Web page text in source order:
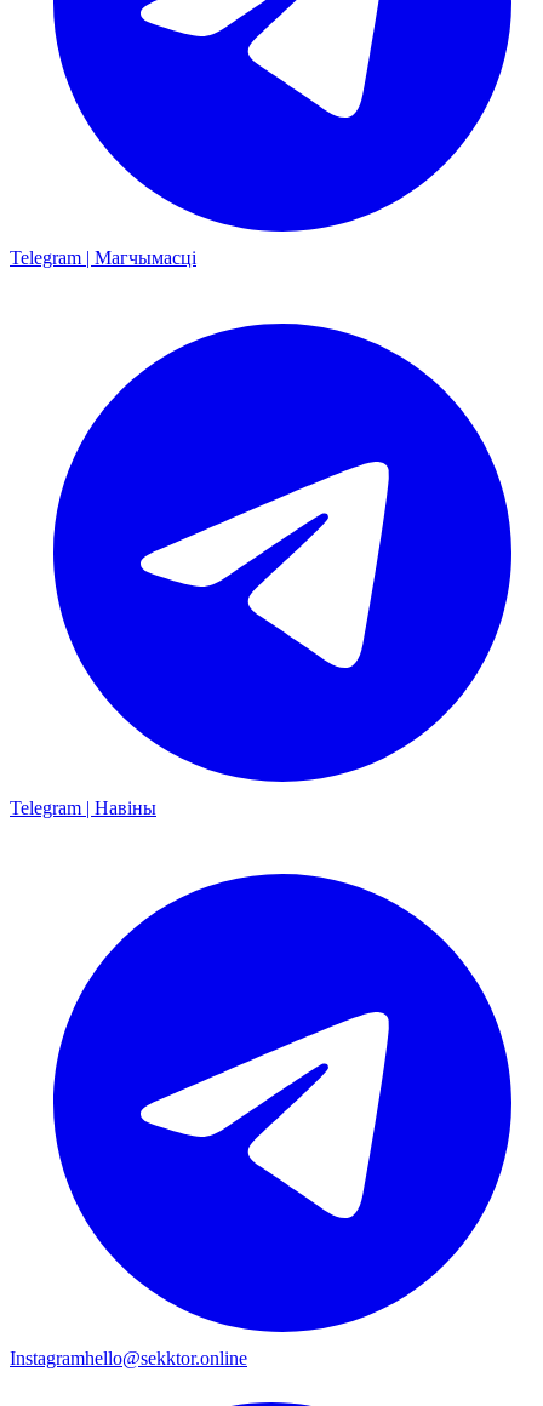
Telegram | Магчымасці
Telegram | Навіны
Instagramhello@sekktor.online